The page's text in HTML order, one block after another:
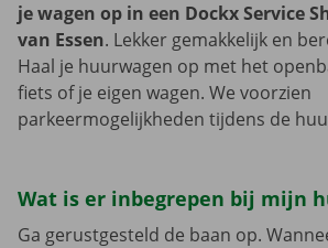
je wagen op in een Dockx Service
van Essen. Lekker gemakkelijk en
Haal je huurwagen op met het
fiets of je eigen wagen. We voorzien
parkeermogelijkheden tijdens de
Wat is er inbegrepen bij mijn
Ga gerustgesteld de baan op.